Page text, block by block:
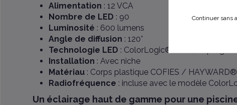
Alimentation : 12 VCA
Nombre de LED : 90
Luminosité : 600 lumens
Angle de diffusion : 120°
Technologie LED : ColorLogic® (RVB, 16
Installation : Avec niche
Matériau: Corps plastique COFIES / HAYWARD®
Radiofréquence : incluse avec le modèle
Un éclairage haut de gamme pour une
Continuer sans